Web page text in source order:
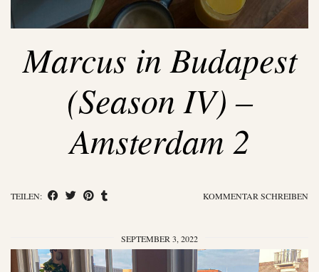
Marcus in Budapest
(Season IV) –
Amsterdam 2
TEILEN: KOMMENTAR SCHREIBEN
SEPTEMBER 3, 2022